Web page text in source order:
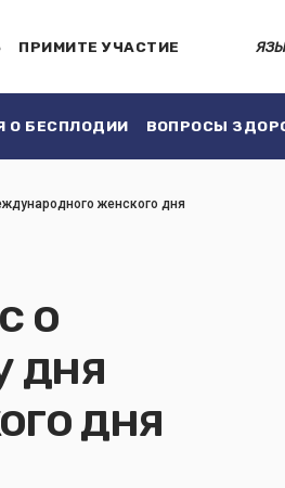
ПРИМИТЕ УЧАСТИЕ
О БЕСПЛОДИИ ВОПРОСЫ
женского дня
о
дня
дня